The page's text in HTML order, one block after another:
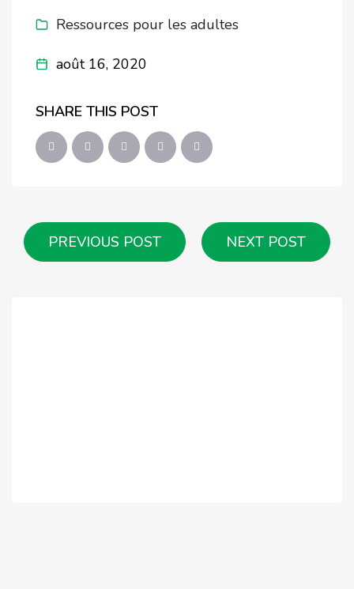
Ressources pour les adultes
août 16, 2020
SHARE THIS POST
PREVIOUS POST NEXT POST